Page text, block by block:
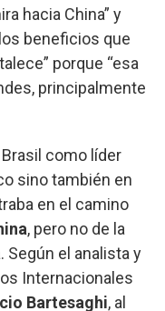
hacia China” y
beneficios que
porque “esa
principalmente
como líder
sino también en
en el camino
, pero no de la
Según el analista y
Internacionales
Bartesaghi, al